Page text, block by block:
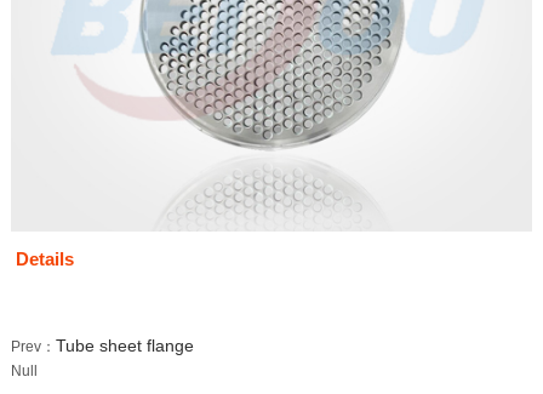
Details
Prev： Tube sheet flange
Null